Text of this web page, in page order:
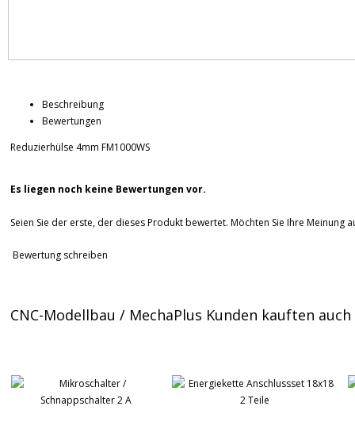
Beschreibung
Bewertungen
Reduzierhülse 4mm FM1000WS
Es liegen noch keine Bewertungen vor.
Seien Sie der erste, der dieses Produkt bewertet. Möchten Sie Ihre Meinung
Bewertung schreiben
CNC-Modellbau / MechaPlus Kunden kauften auch